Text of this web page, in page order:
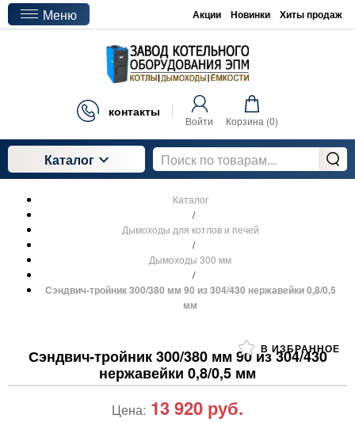
Меню Акции Новинки Хиты продаж
контакты
Войти Корзина (0)
Каталог
Каталог
/
Дымоходы для котлов и печей
/
Дымоходы 300 мм
/
Сэндвич-тройник 300/380 мм 90 из 304/430 нержавейки 0,8/0,5
мм
В ИЗБРАННОЕ
Сэндвич-тройник 300/380 мм 90 из 304/430
нержавейки 0,8/0,5 мм
Цена: 13 920 руб.